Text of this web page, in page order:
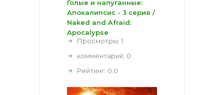
Голые и напуганные:
Апокалипсис - 3 серия /
Naked and Afraid:
Apocalypse
Просмотры: 1
комментарий: 0
Рейтинг: 0.0